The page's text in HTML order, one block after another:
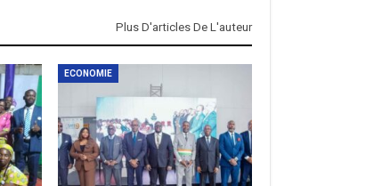
Plus D'articles De L'auteur
ECONOMIE